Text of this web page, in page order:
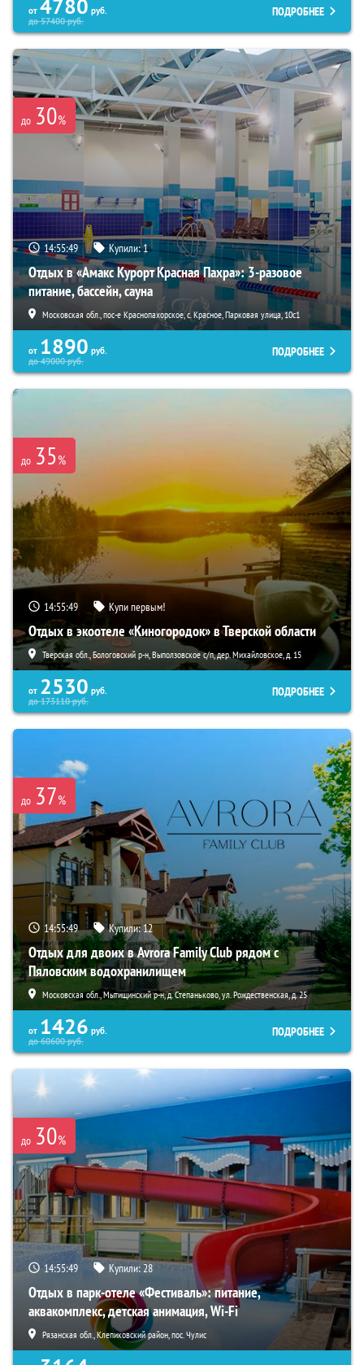
от 4780 руб.
до57400руб.
ПОДРОБНЕЕ
до 30%
14:55:48 Купили:1
Отдых в «Амакс Курорт ‎Красная Пахра»: 3-разовое
питание, бассейн, сауна
Московская обл., пос-е Краснопахорское, с. Красное, Парковая улица, 10с1
от 1890 руб.
до49000руб.
ПОДРОБНЕЕ
до 35%
14:55:48 Купи первым!
Отдых в экоотеле «Киногородок» в Тверской области
Тверская обл., Бологовский р-н, Выползовское с/п, дер. Михайловское, д. 15
от 2530 руб.
до173110руб.
ПОДРОБНЕЕ
до 37%
14:55:48 Купили:12
Отдых для двоих в Avrora Family Club рядом с
Пяловским водохранилищем
Московская обл., Мытищинский р-н, д. Степаньково, ул. Рождественская, д. 25
от 1426 руб.
до60600руб.
ПОДРОБНЕЕ
до 30%
14:55:48 Купили: 28
Отдых в парк-отеле «Фестиваль»: питание,
аквакомплекс, детская анимация, Wi-Fi
Рязанская обл., Клепиковский район, пос. Чулис